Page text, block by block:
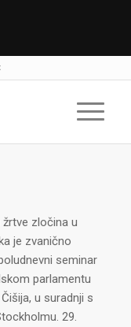
zločina u
je zvanično
seminar
parlamentu
u suradnji s
29.